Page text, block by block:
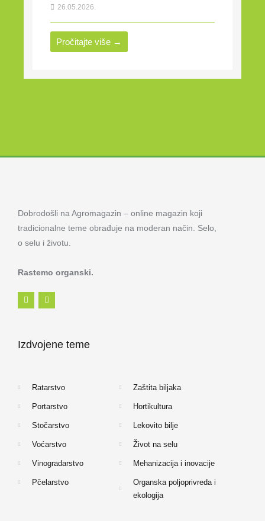
26.05.2026.
Pročitajte više →
Dobrodošli na Agromagazin – online magazin koji
tradicionalne teme obrađuje na moderan način. Selo,
o selu i životu.
Rastemo organski.
F
a
c
o
I
n
s
r
Izdvojene teme
Ratarstvo
Portarstvo
Stočarstvo
Voćarstvo
Vinogradarstvo
Pčelarstvo
Zaštita biljaka
Hortikultura
Lekovito bilje
Život na selu
Mehanizacija i inovacije
Organska poljoprivreda i
ekologija